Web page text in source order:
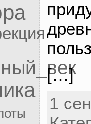
[…]
1